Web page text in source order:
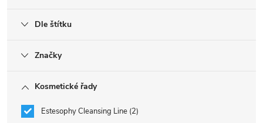
Dle štítku
Značky
Kosmetické řady
Estesophy Cleansing Line 2